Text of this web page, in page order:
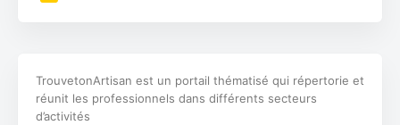
TrouvetonArtisan est un portail thématisé qui répertorie et
réunit les professionnels dans différents secteurs
d’activités